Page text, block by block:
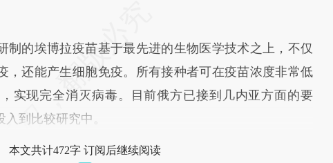
的埃博拉疫苗基于最先进的生物医学技术之上，不仅
，还能产生细胞免疫。所有接种者可在疫苗浓度非常低
实现完全消灭病毒。目前俄方已接到几内亚方面的要
到比较研究中。
本文共计472字 订阅后继续阅读